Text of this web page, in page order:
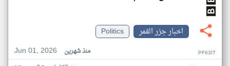
اخبار جزر القمر
Politics
Jun 01, 2026
منذ شهرين PF63IT